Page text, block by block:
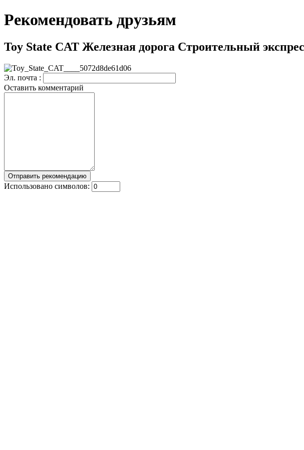
Рекомендовать друзьям
Toy State CAT Железная дорога Строительный
Эл. почта :
Оставить комментарий
Использовано символов: